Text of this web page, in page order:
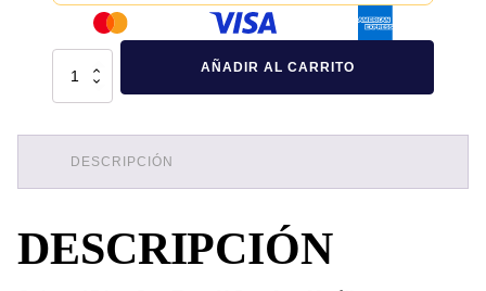
Con
AÑADIR AL CARRITO
DESCRIPCIÓN
DESCRIPCIÓN